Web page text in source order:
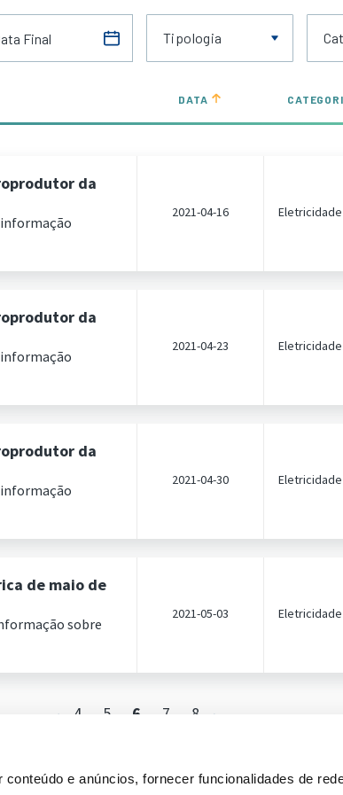
e anúncios, fornecer funcionalidades de
Tipologia
DATA
da
2021-04-16 Eletricidade
da
2021-04-23 Eletricidade
da
2021-04-30 Eletricidade
de maio de
sobre
2021-05-03 Eletricidade
4 5 6 7 8